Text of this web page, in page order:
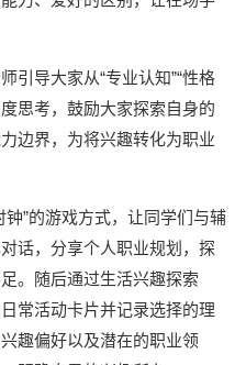
引导大家从“专业认知”“性格
思考，鼓励大家探索自身的
边界，为将兴趣转化为职业
”的游戏方式，让同学们与辅
话，分享个人职业规划，探
。随后通过生活兴趣探索
常活动卡片并记录选择的理
趣偏好以及潜在的职业领